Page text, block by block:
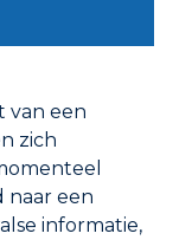
van een
zich
naar een
informatie,